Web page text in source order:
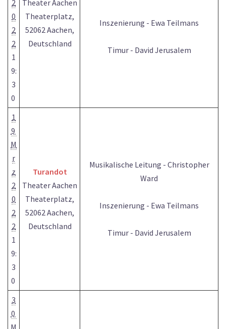
2
0
2
2
1
9:
3
0
Theater Aachen
Theaterplatz,
52062 Aachen,
Deutschland
Inszenierung - Ewa Teilmans
Timur - David Jerusalem
1
9
M
r
z
2
0
2
2
1
9:
3
0
Turandot
Theater Aachen
Theaterplatz,
52062 Aachen,
Deutschland
Musikalische Leitung - Christopher
Ward
Inszenierung - Ewa Teilmans
Timur - David Jerusalem
3
0